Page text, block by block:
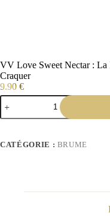
VV Love Sweet Nectar : La
Craquer
9.90 €
CATÉGORIE : BRUME